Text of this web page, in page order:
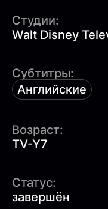
Студии:
Walt Disney
Субтитры:
Английские
Возраст:
TV-Y7
Статус:
завершён